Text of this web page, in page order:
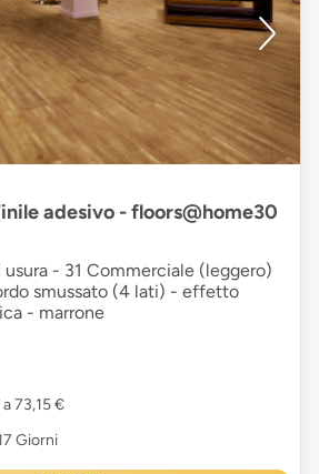
adesivo - floors@home30
- 31 Commerciale (leggero)
smussato (4 lati) - effetto
- marrone
73,15 €
Giorni